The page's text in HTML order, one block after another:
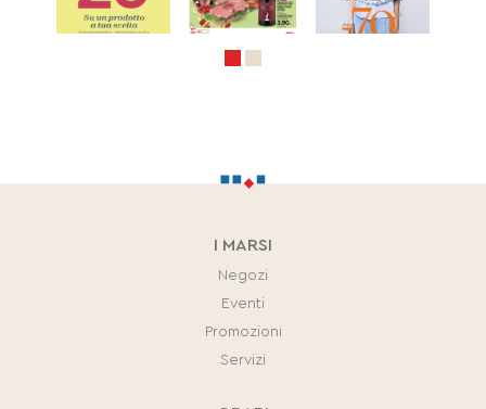
I MARSI
Negozi
Eventi
Promozioni
Servizi